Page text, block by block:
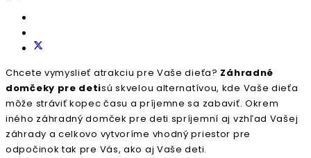
Chcete vymyslieť atrakciu pre Vaše dieťa? Záhradné
domčeky pre detisú skvelou alternatívou, kde Vaše dieťa
môže stráviť kopec času a príjemne sa zabaviť. Okrem
iného záhradný domček pre deti spríjemní aj vzhľad Vašej
záhrady a celkovo vytvoríme vhodný priestor pre
odpočinok tak pre Vás, ako aj Vaše deti.